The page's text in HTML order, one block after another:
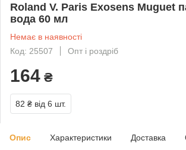
Roland V. Paris Exosens Muguet
вода 60 мл
Немає в наявності
Код: 25507
Опт і роздріб
164 ₴
82 ₴ від 6 шт.
Опис Характеристики Доставка